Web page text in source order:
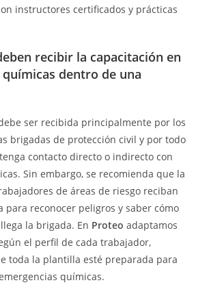
instructores certificados y prácticas
recibir la capacitación en
dentro de una
ser recibida principalmente por los
brigadas de protección civil y por todo
contacto directo o indirecto con
Sin embargo, se recomienda que la
de áreas de riesgo reciban
para reconocer peligros y saber cómo
la brigada. En Proteo adaptamos
el perfil de cada trabajador,
toda la plantilla esté preparada para
químicas.